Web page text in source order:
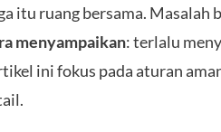
itu ruang bersama. Masalah
menyampaikan: terlalu
ini fokus pada aturan